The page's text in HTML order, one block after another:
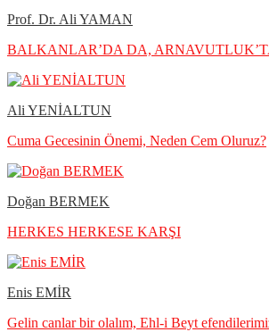
Prof. Dr. Ali YAMAN
BALKANLAR’DA DA,
Ali YENİALTUN
Cuma Gecesinin Önemi, Neden Cem Oluruz?
Doğan BERMEK
HERKES HERKESE KARŞI
Enis EMİR
Gelin canlar bir olalım, Ehl-i Beyt